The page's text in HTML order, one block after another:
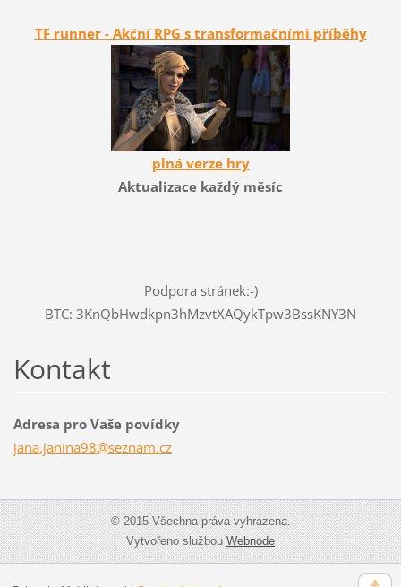
TF runner - Akční RPG s transformačními příběhy
plná verze hry
Aktualizace každý měsíc
Podpora stránek:-)
BTC: 3KnQbHwdkpn3hMzvtXAQykTpw3BssKNY3N
Kontakt
Adresa pro Vaše povídky
jana.janina98@seznam.cz
© 2015 Všechna práva vyhrazena.
Vytvořeno službouWebnode